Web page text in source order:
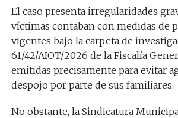
El caso presenta irregularidades
víctimas contaban con medidas de
vigentes bajo la carpeta de
61/42/AIOT/2026 de la Fiscalía
emitidas precisamente para evitar
despojo por parte de sus familiares.
No obstante, la Sindicatura